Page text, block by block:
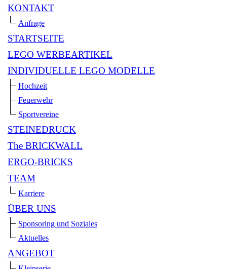
KONTAKT
Anfrage
STARTSEITE
LEGO WERBEARTIKEL
INDIVIDUELLE LEGO MODELLE
Hochzeit
Feuerwehr
Sportvereine
STEINEDRUCK
The BRICKWALL
ERGO-BRICKS
TEAM
Karriere
ÜBER UNS
Sponsoring und Soziales
Aktuelles
ANGEBOT